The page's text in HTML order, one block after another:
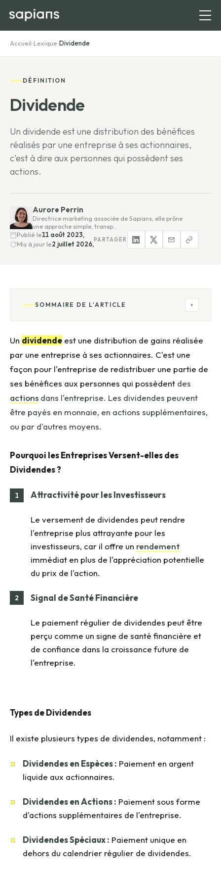
Accueil›Lexique›Dividende
DÉFINITION
Dividende
Un dividende est une distribution des bénéfices
réalisés par une entreprise à ses actionnaires,
c'est à dire aux personnes qui possèdent ses
actions.
Aurore Perrin
Directrice marketing associée de Sapians, elle prône
une approche simple, transp…
Publié le11 août 2023,
Mis à jour le2 juillet 2026,
PARTAGER
SOMMAIRE DE L'ARTICLE ▾
Un dividende est une distribution de gains réalisée
par une entreprise à ses actionnaires. C'est une
façon pour l'entreprise de redistribuer une partie de
ses bénéfices aux personnes qui possèdent des
actions dans l'entreprise. Les dividendes peuvent
être payés en monnaie, en actions supplémentaires,
ou par d'autres moyens.
Pourquoi les Entreprises Versent-elles des
Dividendes ?
Attractivité pour les Investisseurs
Le versement de dividendes peut rendre
l'entreprise plus attrayante pour les
investisseurs, car il offre un rendement
immédiat en plus de l'appréciation potentielle
du prix de l'action.
Signal de Santé Financière
Le paiement régulier de dividendes peut être
perçu comme un signe de santé financière et
de confiance dans la croissance future de
l'entreprise.
Types de Dividendes
Il existe plusieurs types de dividendes, notamment :
Dividendes en Espèces : Paiement en argent
liquide aux actionnaires.
Dividendes en Actions : Paiement sous forme
d'actions supplémentaires de l'entreprise.
Dividendes Spéciaux : Paiement unique en
dehors du calendrier régulier de dividendes.